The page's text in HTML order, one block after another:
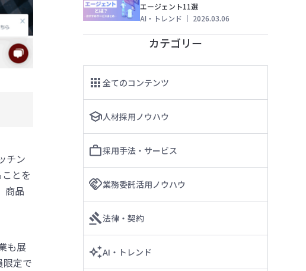
チン
とを
商品
も展
限定で
エージェント11選
AI・トレンド ｜ 2026.03.06
カテゴリー
全てのコンテンツ
人材採用ノウハウ
採用手法・サービス
業務委託活用ノウハウ
法律・契約
AI・トレンド